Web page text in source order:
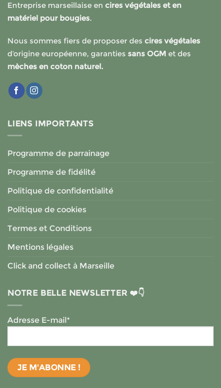
Entreprise marseillaise en cires végétales et en
matériel pour bougies.
Nous sommes fiers de proposer des cires végétales
d’origine européenne, garanties sans OGM et des
mèches en coton naturel.
LIENS IMPORTANTS
Programme de parrainage
Programme de fidélité
Politique de confidentialité
Politique de cookies
Termes et Conditions
Mentions légales
Click and collect à Marseille
NOTRE BELLE NEWSLETTER ❤️👇
Adresse E-mail*